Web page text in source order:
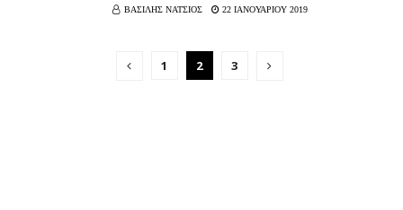
ΒΑΣΙΛΗΣ ΝΑΤΣΙΟΣ 22 ΙΑΝΟΥΑΡΙΟΥ 2019
1 2 3